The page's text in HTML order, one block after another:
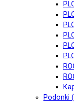
Podonki